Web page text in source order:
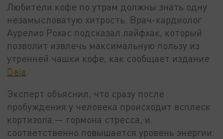
Любители кофе по утрам должны знать одну
незамысловатую хитрость. Врач-кардиолог
Аурелио Рохас подсказал лайфхак, который
позволит извлечь максимальную пользу из
утренней чашки кофе, как сообщает издание
Deia
Эксперт объяснил, что сразу после
пробуждения у человека происходит всплеск
кортизола — гормона стресса, и
соответственно повышается уровень энергии.